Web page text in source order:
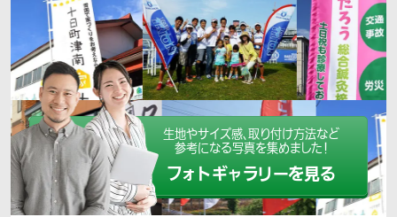
生地やサイズ感、取り付け方法など
参考になる写真を集めました！
フォトギャラリーを見る